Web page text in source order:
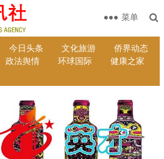
今日头条 文化旅游
侨界动态
政法舆情 环球国际
健康之家
菜单